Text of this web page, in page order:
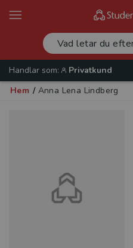
Handlar som:
Privatkund
Hem / Anna Lena Lindberg